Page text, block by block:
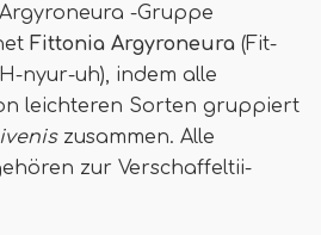
-Gruppe
Fittonia Argyroneura (Fit-
nyur-uh), indem alle
leichteren Sorten gruppiert
zusammen. Alle
zur Verschaffeltii-